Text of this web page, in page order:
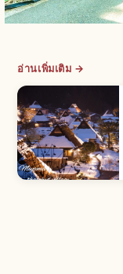
อ่านเพิ่มเติม →